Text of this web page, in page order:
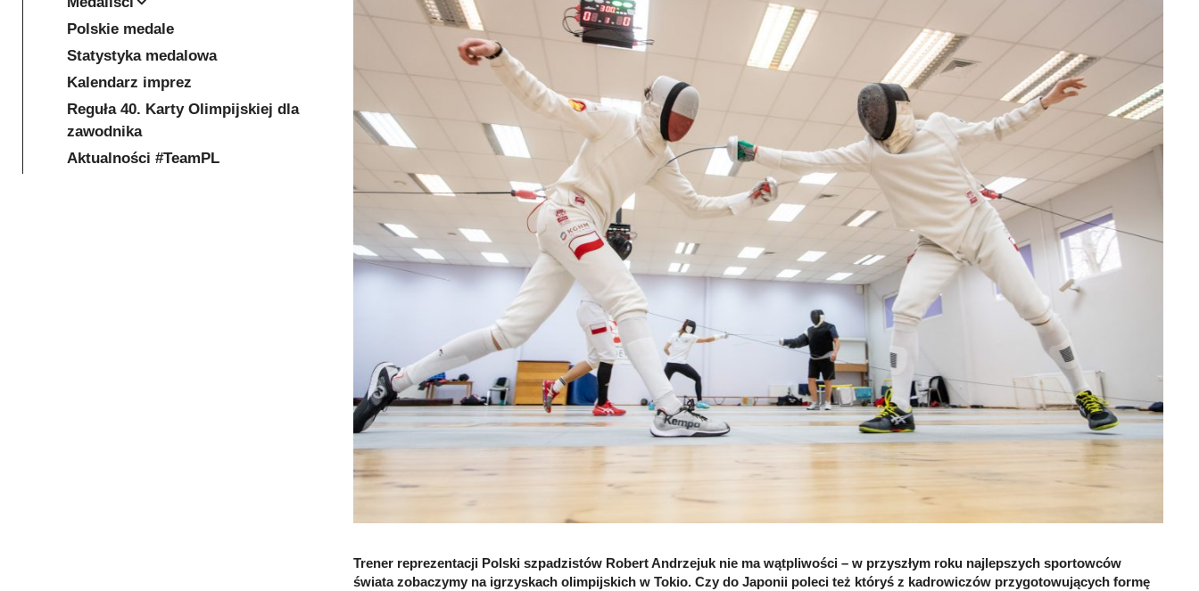
Trener reprezentacji Polski szpadzistów Robert Andrzejuk nie ma wątpliwości – w przyszłym roku najlepszych sportowców
świata zobaczymy na igrzyskach olimpijskich w Tokio. Czy do Japonii poleci też któryś z kadrowiczów przygotowujących formę
Polskie medale
Statystyka medalowa
Kalendarz imprez
Reguła 40. Karty Olimpijskiej dla
zawodnika
Aktualności #TeamPL